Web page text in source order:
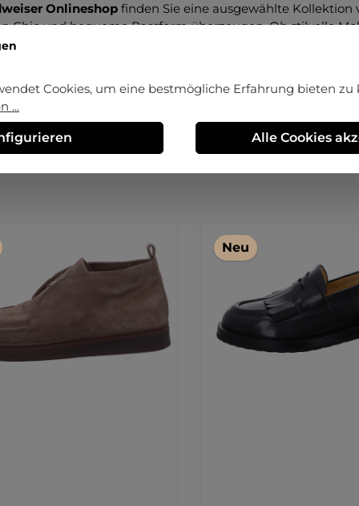
Onlineshop finden Sie eine ausgewählte Kollektion
Chic und bequeme Passform überzeugen. Ob stilvolle
oder luftige Sandalen – Truman's vereint italienisches
Sie die exklusive Welt vonTruman's bei Trendweiserund
sind.
Neu
Cookies, um eine bestmögliche Erfahrung bieten zu
...
Alle Cookies